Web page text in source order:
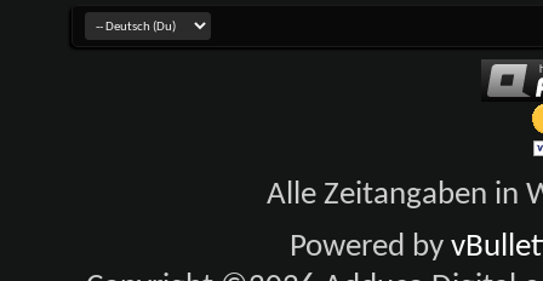
Alle Zeitangaben in
Powered by